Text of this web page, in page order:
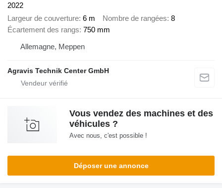
2022
Largeur de couverture 6 m Nombre de rangées 8
Écartement des rangs 750 mm
Allemagne, Meppen
Agravis Technik Center GmbH
Vous vendez des machines et des
véhicules ?
Avec nous, c'est possible !
Déposer une annonce